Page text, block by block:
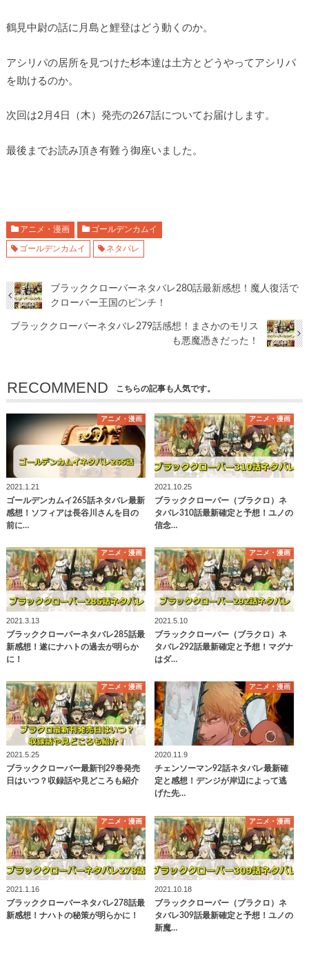
鶴見中尉の話に月島と鯉登はどう動くのか。
アシリパの居所を見つけた杉本達は土方とどうやってアシリパ
を助けるのか。
次回は2月4日（木）発売の267話についてお届けします。
最後までお読み頂き有難う御座いました。
アニメ・漫画 ゴールデンカムイ
ゴールデンカムイ ネタバレ
ブラッククローバーネタバレ280話最新感想！魔人復活で
クローバー王国のピンチ！
ブラッククローバーネタバレ279話感想！まさかのモリス
も悪魔憑きだった！
RECOMMEND こちらの記事も人気です。
アニメ・漫画
2021.1.21
ゴールデンカムイ265話ネタバレ最新
感想！ソフィアは長谷川さんを目の
前に…
アニメ・漫画
2021.10.25
ブラッククローバー（ブラクロ）ネ
タバレ310話最新確定と予想！ユノの
信念…
アニメ・漫画
2021.3.13
ブラッククローバーネタバレ285話最
新感想！遂にナハトの過去が明らか
に！
アニメ・漫画
2021.5.10
ブラッククローバー（ブラクロ）ネ
タバレ292話最新確定と予想！マグナ
はダ…
アニメ・漫画
2021.5.25
ブラッククローバー最新刊29巻発売
日はいつ？収録話や見どころも紹介
アニメ・漫画
2020.11.9
チェンソーマン92話ネタバレ最新確
定と感想！デンジが岸辺によって逃
げた先…
アニメ・漫画
2021.1.16
ブラッククローバーネタバレ278話最
新感想！ナハトの秘策が明らかに！
アニメ・漫画
2021.10.18
ブラッククローバー（ブラクロ）ネ
タバレ309話最新確定と予想！ユノの
新魔…